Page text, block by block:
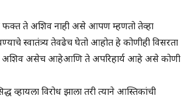
ते अशिव नाही असे आपण म्हणतो तेव्हा
स्वातंत्र्य तेवढेच घेतो आहोत हे कोणीही विसरता
अशिव असेच आहेआणि ते अपरिहार्य आहे असे कोणी
विरोध झाला तरी त्याने आस्तिकांची